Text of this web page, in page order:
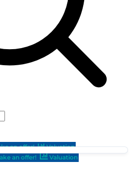
an offer!
Valuation
an offer! Valuation